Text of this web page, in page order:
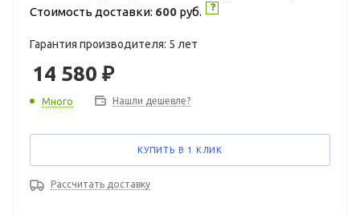
Стоимость доставки: 600 руб.
Гарантия производителя: 5 лет
14 580 ₽
Много Нашли дешевле?
КУПИТЬ В 1 КЛИК
Рассчитать доставку